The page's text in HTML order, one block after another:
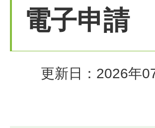
電子申請
更新日：2026年